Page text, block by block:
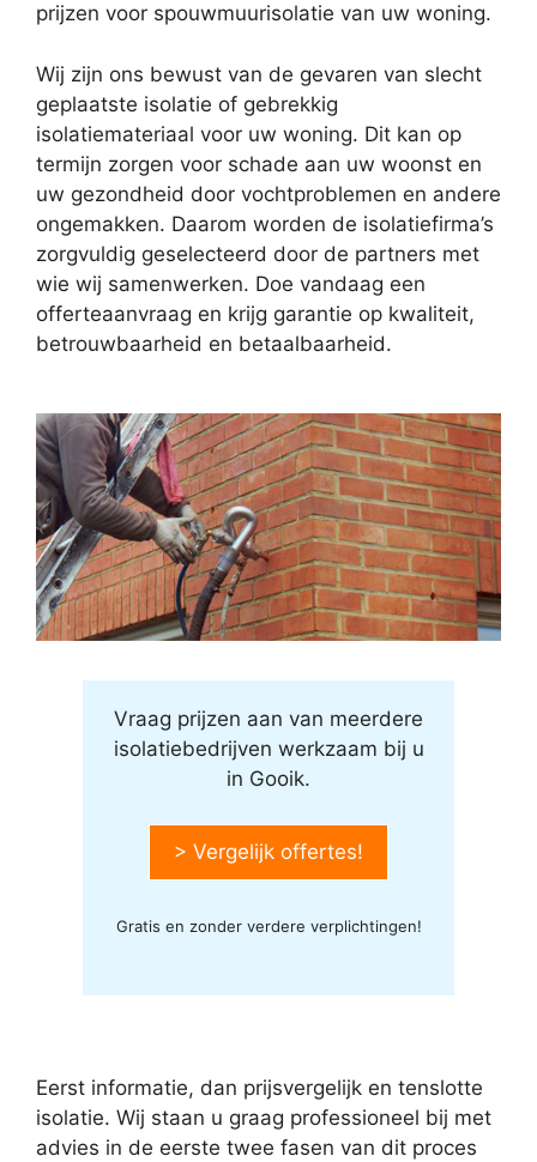
prijzen voor spouwmuurisolatie van uw woning.
Wij zijn ons bewust van de gevaren van slecht
geplaatste isolatie of gebrekkig
isolatiemateriaal voor uw woning. Dit kan op
termijn zorgen voor schade aan uw woonst en
uw gezondheid door vochtproblemen en andere
ongemakken. Daarom worden de isolatiefirma’s
zorgvuldig geselecteerd door de partners met
wie wij samenwerken. Doe vandaag een
offerteaanvraag en krijg garantie op kwaliteit,
betrouwbaarheid en betaalbaarheid.
Vraag prijzen aan van meerdere
isolatiebedrijven werkzaam bij u
in Gooik.
> Vergelijk offertes!
Gratis en zonder verdere verplichtingen!
Eerst informatie, dan prijsvergelijk en tenslotte
isolatie. Wij staan u graag professioneel bij met
advies in de eerste twee fasen van dit proces